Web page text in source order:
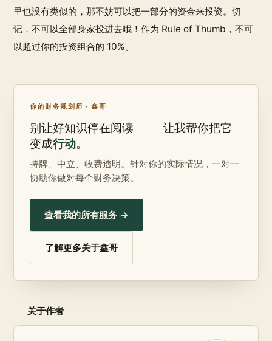
里也没有类似的，那不妨可以把一部分的资金来投资。切
记，不可以全部身家投进去哦！作为 Rule of Thumb，不可
以超过你的投资组合的 10%。
你的财务规划师 · 鑫哥
别让好知识停在阅读 —— 让我帮你把它
变成行动。
持牌、中立、收费透明。针对你的实际情况，一对一
协助你做对每个财务决策。
查看我的所有服务 →
了解更多关于鑫哥
关于作者